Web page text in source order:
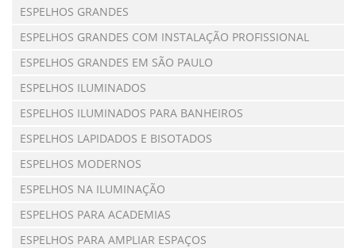
ESPELHOS GRANDES
ESPELHOS GRANDES COM INSTALAÇÃO PROFISSIONAL
ESPELHOS GRANDES EM SÃO PAULO
ESPELHOS ILUMINADOS
ESPELHOS ILUMINADOS PARA BANHEIROS
ESPELHOS LAPIDADOS E BISOTADOS
ESPELHOS MODERNOS
ESPELHOS NA ILUMINAÇÃO
ESPELHOS PARA ACADEMIAS
ESPELHOS PARA AMPLIAR ESPAÇOS